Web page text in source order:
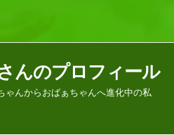
んのプロフィール
んからおばぁちゃんへ進化中の私